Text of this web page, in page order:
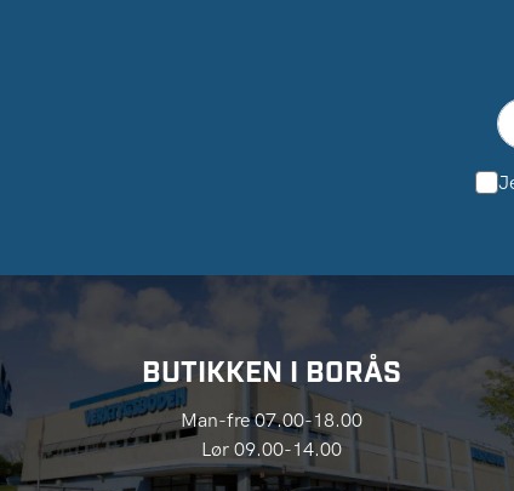
BUTIKKEN I BORÅS
Man-fre 07.00-18.00
Lør 09.00-14.00